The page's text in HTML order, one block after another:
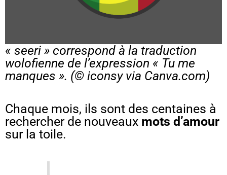
« seeri » correspond à la traduction
wolofienne de l’expression « Tu me
manques ». (© iconsyvia Canva.com)
Chaque mois, ils sont des centaines à
rechercher de nouveaux mots d’amour
sur la toile.